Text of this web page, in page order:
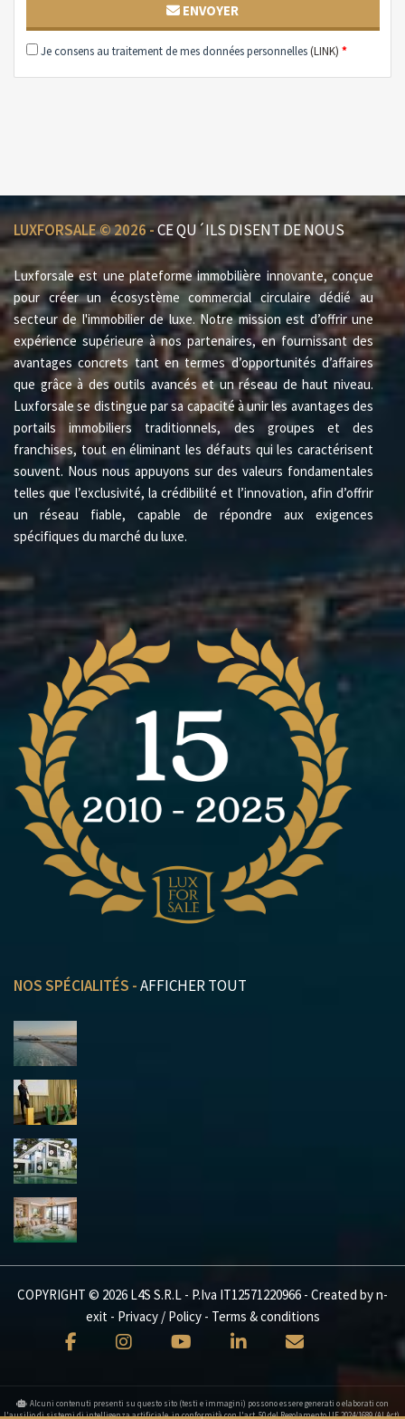
ENVOYER
Je consens au traitement de mes données personnelles(LINK) *
LUXFORSALE © 2026 -CE QU´ILS DISENT DE NOUS
Luxforsale est une plateforme immobilière innovante, conçue
pour créer un écosystème commercial circulaire dédié au
secteur de l'immobilier de luxe. Notre mission est d’offrir une
expérience supérieure à nos partenaires, en fournissant des
avantages concrets tant en termes d’opportunités d’affaires
que grâce à des outils avancés et un réseau de haut niveau.
Luxforsale se distingue par sa capacité à unir les avantages des
portails immobiliers traditionnels, des groupes et des
franchises, tout en éliminant les défauts qui les caractérisent
souvent. Nous nous appuyons sur des valeurs fondamentales
telles que l’exclusivité, la crédibilité et l’innovation, afin d’offrir
un réseau fiable, capable de répondre aux exigences
spécifiques du marché du luxe.
NOS SPÉCIALITÉS -AFFICHER TOUT
COPYRIGHT © 2026 L4S S.R.L - P.Iva IT12571220966 - Created byn-
exit- Privacy / Policy- Terms & conditions
Alcuni contenuti presenti su questo sito (testi e immagini) possono essere generati o elaborati con
l'ausilio di sistemi di intelligenza artificiale, in conformità con l'art. 50 del Regolamento UE 2024/1689 (AI Act).